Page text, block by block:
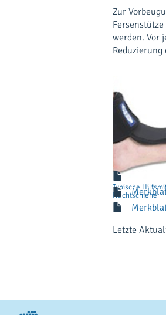
Zur
werden. Vor
Typische
Nachtschiene
Prognose
Bei 80% der
Letzte